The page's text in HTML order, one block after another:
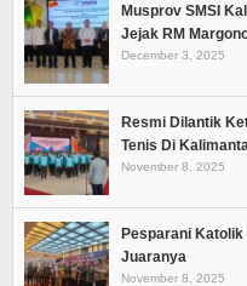
Musprov SMSI
Jejak RM
December 3, 2025
Resmi Dilantik
Tenis Di
November 8, 2025
Pesparani
Juaranya
November 8, 2025